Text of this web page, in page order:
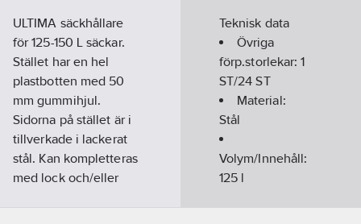
ULTIMA säckhållare
för 125-150 L säckar.
Stället har en hel
plastbotten med 50
mm gummihjul.
Sidorna på stället är i
tillverkade i lackerat
stål. Kan kompletteras
med lock och/eller
Teknisk data
Övriga
förp.storlekar:1
ST/24 ST
Material:
Stål
Volym/Innehåll:
125 l